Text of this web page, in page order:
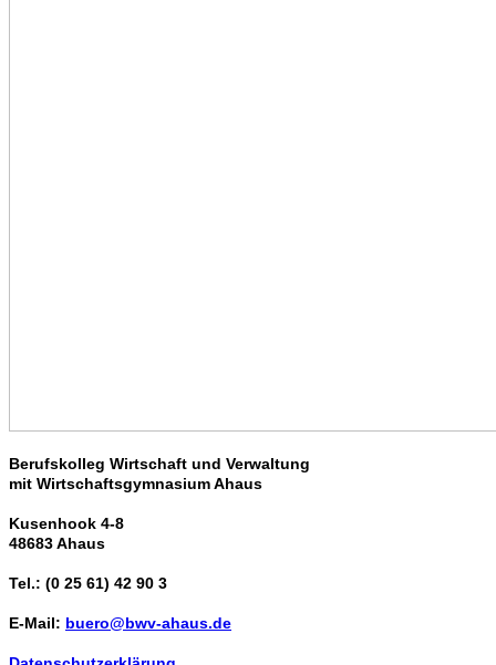
Berufskolleg Wirtschaft und Verwaltung
mit Wirtschaftsgymnasium Ahaus
Kusenhook 4-8
48683 Ahaus
Tel.: (0 25 61) 42 90 3
E-Mail: buero@bwv-ahaus.de